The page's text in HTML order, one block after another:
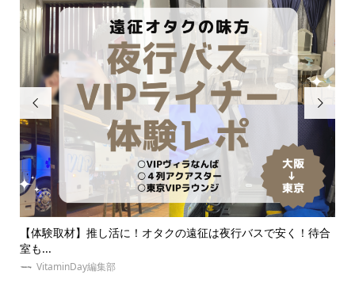

夏！東京・推し活にオススメのホテルとは？女子会・本人不在
の誕...
ゆめみぃ
